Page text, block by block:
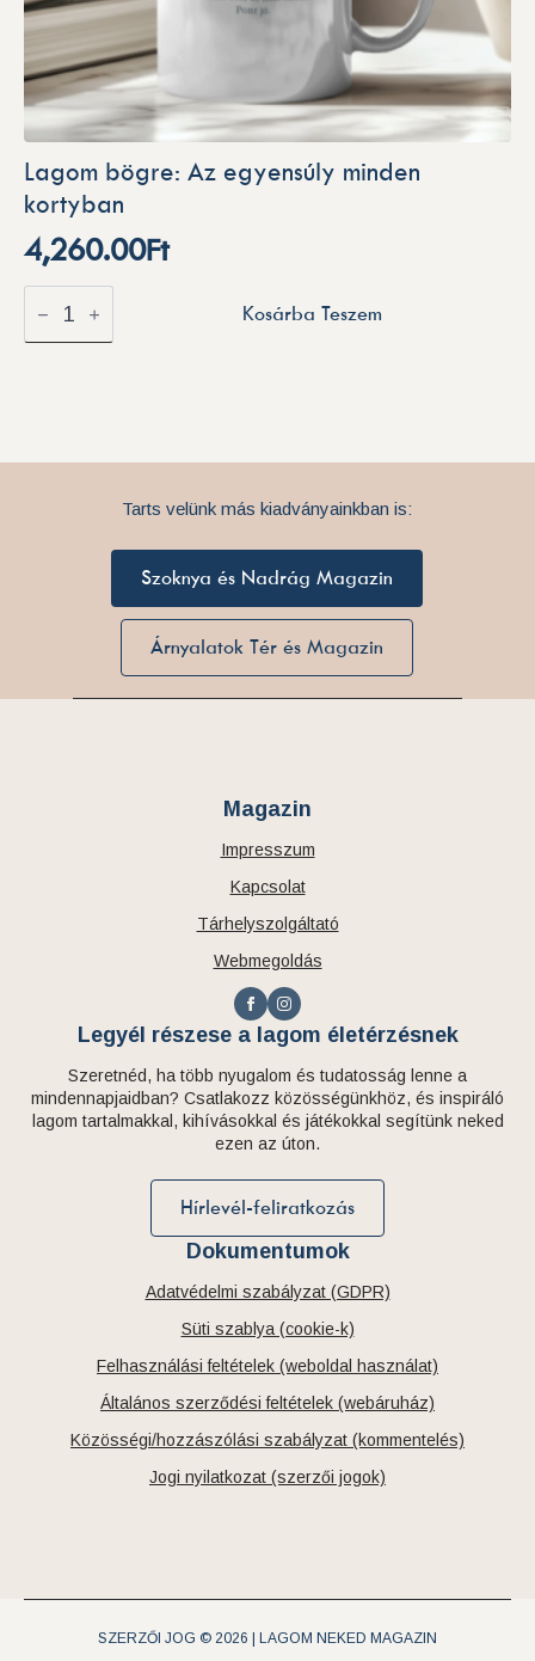
Lagom bögre: Az egyensúly minden
kortyban
4,260.00Ft
Lagom
bögre:
Az
Kosárba Teszem
Tarts velünk más kiadványainkban is:
Szoknya és Nadrág Magazin
Árnyalatok Tér és Magazin
Magazin
Impresszum
Kapcsolat
Tárhelyszolgáltató
Webmegoldás
Legyél részese a lagom életérzésnek
Szeretnéd, ha több nyugalom és tudatosság lenne a
mindennapjaidban? Csatlakozz közösségünkhöz, és inspiráló
lagom tartalmakkal, kihívásokkal és játékokkal segítünk neked
ezen az úton.
Hírlevél-feliratkozás
Dokumentumok
Adatvédelmi szabályzat (GDPR)
Süti szablya (cookie-k)
Felhasználási feltételek (weboldal használat)
Általános szerződési feltételek (webáruház)
Közösségi/hozzászólási szabályzat (kommentelés)
Jogi nyilatkozat (szerzői jogok)
SZERZŐI JOG © 2026 | LAGOM NEKED MAGAZIN